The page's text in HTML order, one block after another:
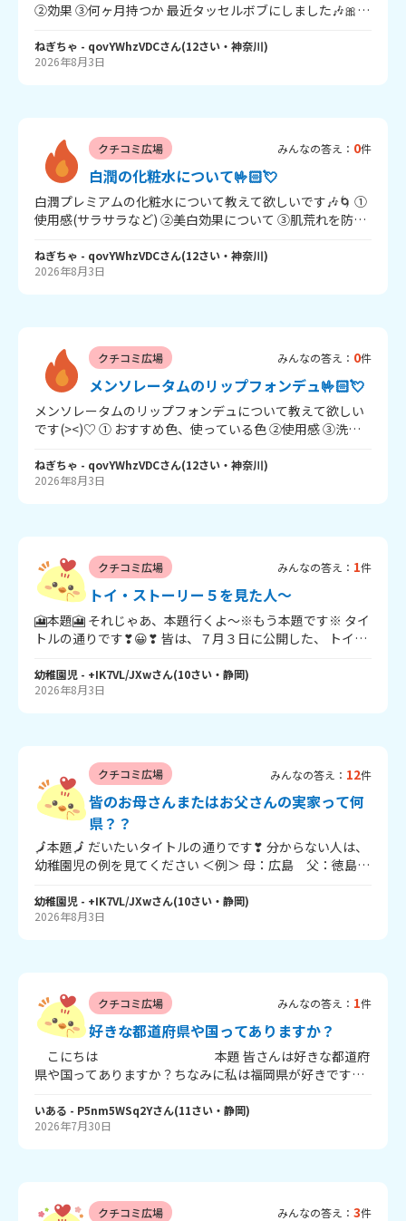
②効果 ③何ヶ月持つか 最近タッセルボブにしました🎶🎀
ねぎちゃ - qovYWhzVDCさん(12さい・ 神奈川)
2026年8月3日
クチコミ広場 みんなの答え： 0件
白潤の化粧水について🤟🏻💘
白潤プレミアムの化粧水について教えて欲しいです‪🎶‬🌀 ①
使用感(サラサラなど) ②美白効果について ③肌荒れを防げ
てます💖💖
ねぎちゃ - qovYWhzVDCさん(12さい・ 神奈川)
2026年8月3日
クチコミ広場 みんなの答え： 0件
メンソレータムのリップフォンデュ🤟🏻💘
メンソレータムのリップフォンデュについて教えて欲しい
です(><)♡ ① おすすめ色、使っている色 ②使用感 ③洗顔
イエベ春です 🫂💗
ねぎちゃ - qovYWhzVDCさん(12さい・ 神奈川)
2026年8月3日
クチコミ広場 みんなの答え： 1件
トイ・ストーリー５を見た人～
🎦本題🎦 それじゃあ、本題行くよ～※もう本題です※ タイ
トルの通りです❣😀❣ 皆は、７月３日に公開した、 トイ・
ん😅ｱﾊﾊﾊ💧 これから見る予定🗓️妹と見に行きます。 ネタバ
レしてもOK👌です。 だいたい、わかってるから大丈夫だ
たシーンを教えてね ここまで読んでくれてありがと❣❣ そ
れじゃあ、ばいばい👋
幼稚園児 - +IK7VL/JXwさん(10さい・ 静岡)
2026年8月3日
クチコミ広場 みんなの答え： 12件
皆のお母さんまたはお父さんの実家って何
県？？
🗾本題🗾 だいたいタイトルの通りです❣ 分からない人は、
幼稚園児の例を見てください ＜例＞ 母：広島 父：徳島、
は静岡に住んでるよ～ もちろん県内でもOK.👌 言いたくな
い人は、地方だけでも教えて🤗 一言でもいいから答えてね
幼稚園児 - +IK7VL/JXwさん(10さい・ 静岡)
2026年8月3日
クチコミ広場 みんなの答え： 1件
好きな都道府県や国ってありますか？
こにちは 本題 皆さんは好きな都道府
県や国ってありますか？ちなみに私は福岡県が好きです！
子、博多弁 すべて好きなものでいっぱいだからです！で
きれば好きなところも教えてください！
いある - P5nm5WSq2Yさん(11さい・ 静岡)
2026年7月30日
クチコミ広場 みんなの答え： 3件